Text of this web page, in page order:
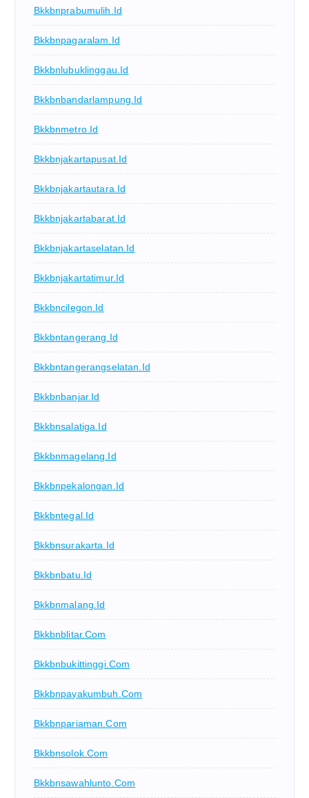
Bkkbnprabumulih.id
Bkkbnpagaralam.id
Bkkbnlubuklinggau.id
Bkkbnbandarlampung.id
Bkkbnmetro.id
Bkkbnjakartapusat.id
Bkkbnjakartautara.id
Bkkbnjakartabarat.id
Bkkbnjakartaselatan.id
Bkkbnjakartatimur.id
Bkkbncilegon.id
Bkkbntangerang.id
Bkkbntangerangselatan.id
Bkkbnbanjar.id
Bkkbnsalatiga.id
Bkkbnmagelang.id
Bkkbnpekalongan.id
Bkkbntegal.id
Bkkbnsurakarta.id
Bkkbnbatu.id
Bkkbnmalang.id
Bkkbnblitar.com
Bkkbnbukittinggi.com
Bkkbnpayakumbuh.com
Bkkbnpariaman.com
Bkkbnsolok.com
Bkkbnsawahlunto.com